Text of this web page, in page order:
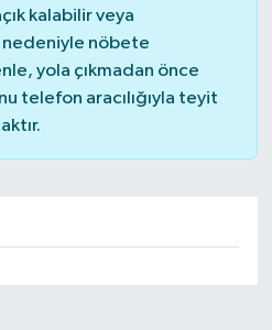
kalabilir veya
nöbete
yola çıkmadan önce
telefon aracılığıyla teyit